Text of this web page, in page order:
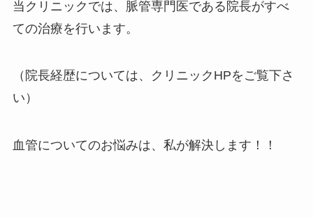
当クリニックでは、脈管専門医である院長がすべ
ての治療を行います。
（院長経歴については、クリニックHPをご覧下さ
い）
血管についてのお悩みは、私が解決します！！